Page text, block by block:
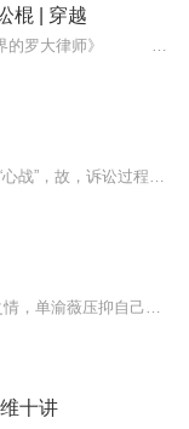
棍 | 穿越
十讲